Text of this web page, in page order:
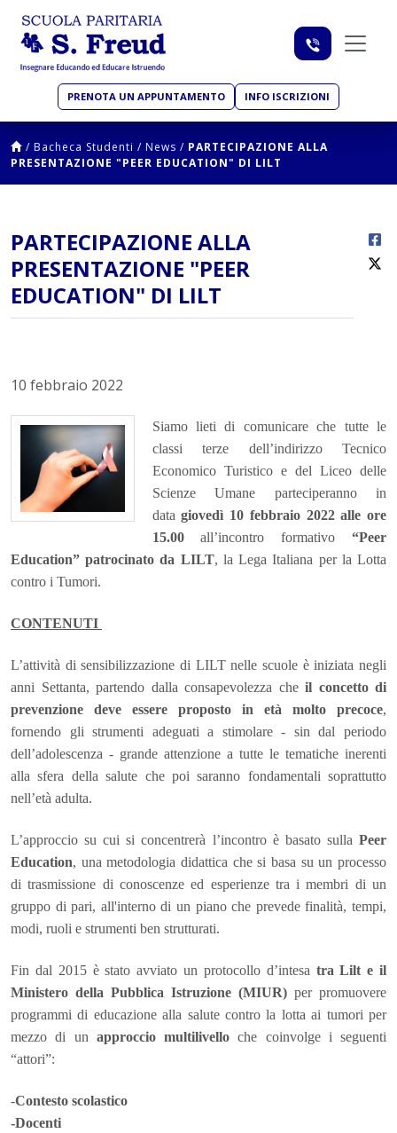
PRENOTA UN APPUNTAMENTO INFO ISCRIZIONI
/ Bacheca Studenti / News / PARTECIPAZIONE ALLA
PRESENTAZIONE "PEER EDUCATION" DI LILT
PARTECIPAZIONE ALLA
PRESENTAZIONE "PEER
EDUCATION" DI LILT
10 febbraio 2022
Siamo lieti di comunicare che tutte le
classi terze dell’indirizzo Tecnico
Economico Turistico e del Liceo delle
Scienze Umane parteciperanno in
datagiovedì 10 febbraio 2022 alle ore
15.00all’incontro formativo“Peer
Education” patrocinato da LILT, la Lega Italiana per la Lotta
contro i Tumori.
CONTENUTI
L’attività di sensibilizzazione di LILT nelle scuole è iniziata negli
anni Settanta, partendo dalla consapevolezza che il concetto di
prevenzione deve essere proposto in età molto precoce,
fornendo gli strumenti adeguati a stimolare - sin dal periodo
dell’adolescenza - grande attenzione a tutte le tematiche inerenti
alla sfera della salute che poi saranno fondamentali soprattutto
nell’età adulta.
L’approccio su cui si concentrerà l’incontro è basato sulla Peer
Education, una metodologia didattica che si basa su un processo
di trasmissione di conoscenze ed esperienze tra i membri di un
gruppo di pari, all'interno di un piano che prevede finalità, tempi,
modi, ruoli e strumenti ben strutturati.
Fin dal 2015 è stato avviato un protocollo d’intesa tra Lilt e il
Ministero della Pubblica Istruzione (MIUR) per promuovere
programmi di educazione alla salute contro la lotta ai tumori per
mezzo di un approccio multilivelloche coinvolge i seguenti
“attori”:
-Contesto scolastico
-Docenti